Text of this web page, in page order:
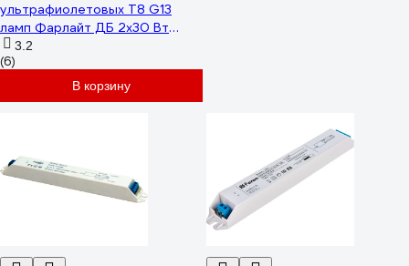
ультрафиолетовых Т8 G13
ламп Фарлайт ДБ 2x30 Вт
FAR000181
3.2
(6)
В корзину